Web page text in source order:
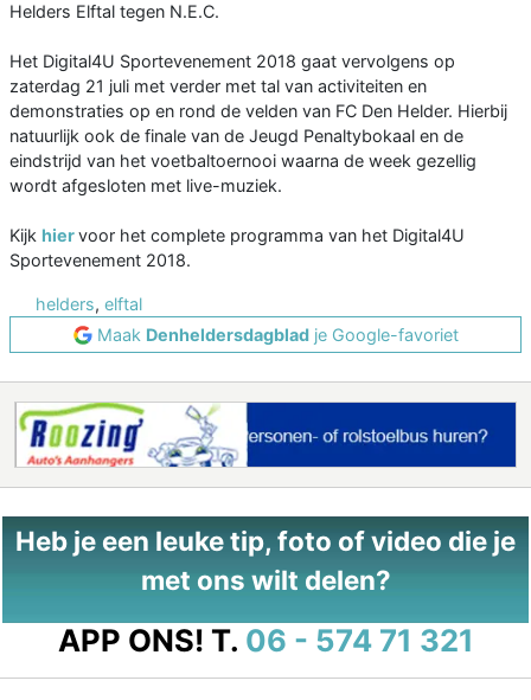
Helders Elftal tegen N.E.C.
Het Digital4U Sportevenement 2018 gaat vervolgens op
zaterdag 21 juli met verder met tal van activiteiten en
demonstraties op en rond de velden van FC Den Helder. Hierbij
natuurlijk ook de finale van de Jeugd Penaltybokaal en de
eindstrijd van het voetbaltoernooi waarna de week gezellig
wordt afgesloten met live-muziek.
Kijk hiervoor het complete programma van het Digital4U
Sportevenement 2018.
helders, elftal
Maak Denheldersdagbladje Google-favoriet
Heb je een leuke tip, foto of video die je
met ons wilt delen?
APP ONS! T. 06 - 574 71 321